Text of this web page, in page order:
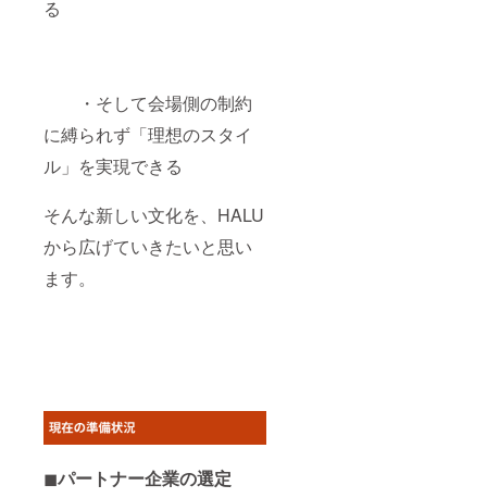
る
・そして会場側の制約
に縛られず「理想のスタイ
ル」を実現できる
そんな新しい文化を、HALU
から広げていきたいと思い
ます。
◼︎パートナー企業の選定